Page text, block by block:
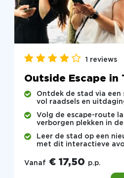
1 reviews
Outside Escape in
Ontdek de stad via een
vol raadsels en
Volg de escape-route
verborgen plekken in
Leer de stad op een
met dit interactieve
Vanaf € 17,50 p.p.